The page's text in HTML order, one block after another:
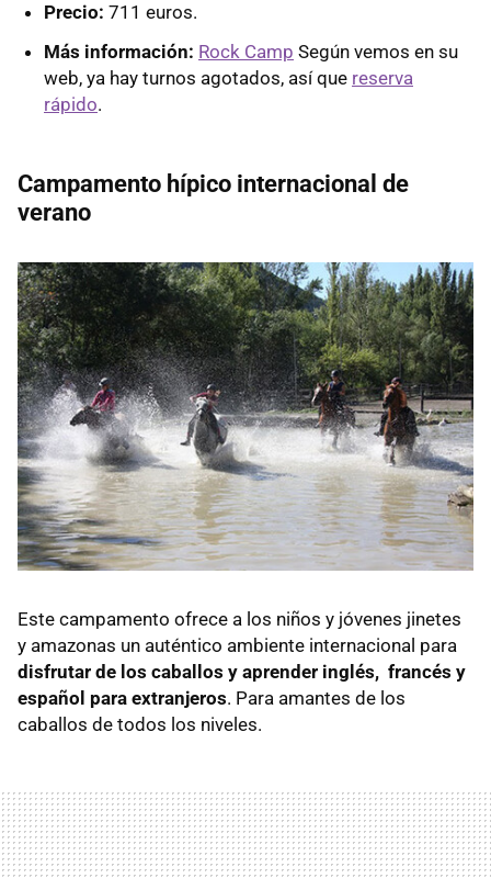
Precio: 711 euros.
Más información: Rock Camp Según vemos en su
web, ya hay turnos agotados, así que reserva
rápido.
Campamento hípico internacional de
verano
Este campamento ofrece a los niños y jóvenes jinetes
y amazonas un auténtico ambiente internacional para
disfrutar de los caballos y aprender inglés, francés y
español para extranjeros. Para amantes de los
caballos de todos los niveles.